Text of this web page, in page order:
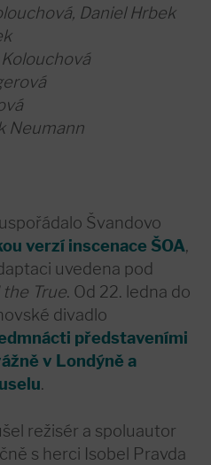
Daniel Hrbek
Neumann
Švandovo
verzí inscenace ŠOA,
uvedena pod
the True. Od 22. ledna do
divadlo
představeními
v Londýně a
.
režisér a spoluautor
s herci Isobel Pravda